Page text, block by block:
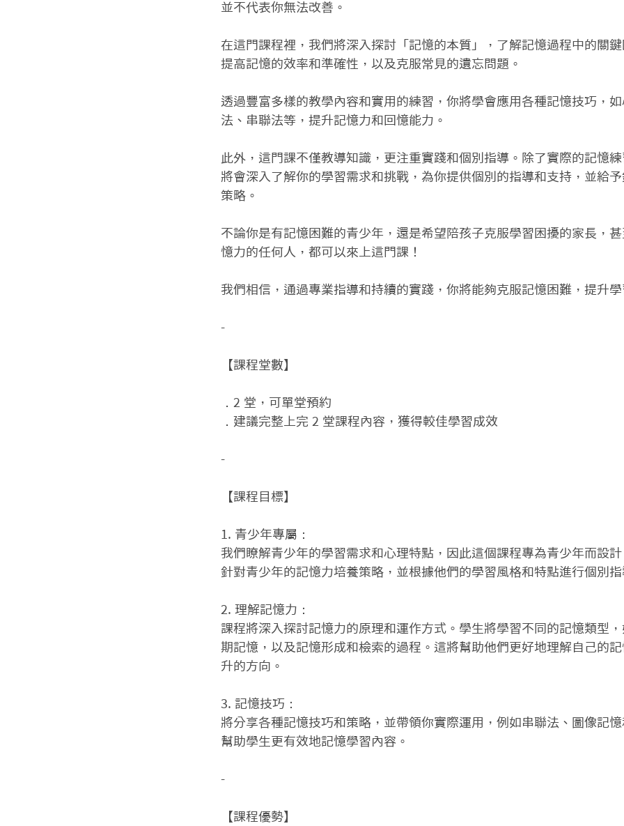
並不代表你無法改善。
在這門課程裡，我們將深入探討「記憶的本質」，了解記憶過程中的關
提高記憶的效率和準確性，以及克服常見的遺忘問題。
透過豐富多樣的教學內容和實用的練習，你將學會應用各種記憶技巧，
法、串聯法等，提升記憶力和回憶能力。
此外，這門課不僅教導知識，更注重實踐和個別指導。除了實際的記憶
將會深入了解你的學習需求和挑戰，為你提供個別的指導和支持，並給
策略。
不論你是有記憶困難的青少年，還是希望陪孩子克服學習困擾的家長，
憶力的任何人，都可以來上這門課！
我們相信，通過專業指導和持續的實踐，你將能夠克服記憶困難，提升學
-
【課程堂數】
．2 堂，可單堂預約
．建議完整上完 2 堂課程內容，獲得較佳學習成效
-
【課程目標】
1. 青少年專屬：
我們瞭解青少年的學習需求和心理特點，因此這個課程專為青少年而設
針對青少年的記憶力培養策略，並根據他們的學習風格和特點進行個別指
2. 理解記憶力：
課程將深入探討記憶力的原理和運作方式。學生將學習不同的記憶類型
期記憶，以及記憶形成和檢索的過程。這將幫助他們更好地理解自己的
升的方向。
3. 記憶技巧：
將分享各種記憶技巧和策略，並帶領你實際運用，例如串聯法、圖像記憶
幫助學生更有效地記憶學習內容。
-
【課程優勢】